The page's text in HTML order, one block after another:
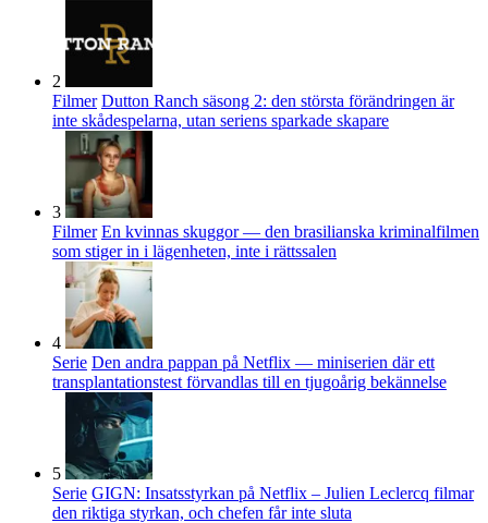
2
Filmer Dutton Ranch säsong 2: den största förändringen är
inte skådespelarna, utan seriens sparkade skapare
3
Filmer En kvinnas skuggor — den brasilianska kriminalfilmen
som stiger in i lägenheten, inte i rättssalen
4
Serie Den andra pappan på Netflix — miniserien där ett
transplantationstest förvandlas till en tjugoårig bekännelse
5
Serie GIGN: Insatsstyrkan på Netflix – Julien Leclercq filmar
den riktiga styrkan, och chefen får inte sluta